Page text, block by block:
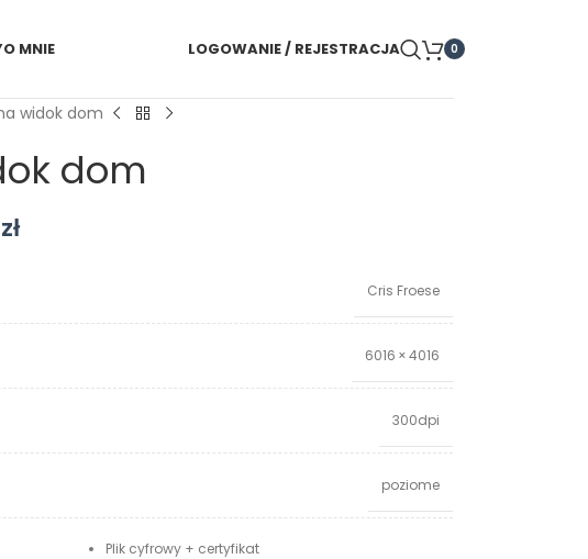
O MNIE LOGOWANIE / REJESTRACJA 0
widok dom
dom
zł
Cris Froese
6016 × 4016
300dpi
poziome
Plik cyfrowy + certyfikat